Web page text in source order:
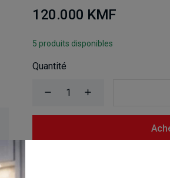
120.000 KMF
5 produits disponibles
Quantité